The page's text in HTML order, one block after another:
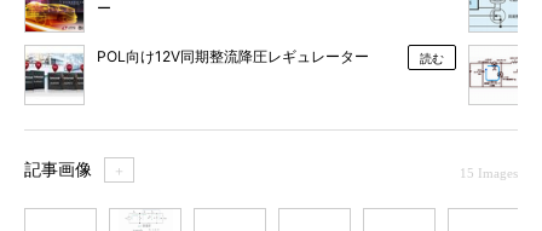
ー
POL向け12V同期整流降圧レギュレーター 読む
記事画像 ＋ 15 Images